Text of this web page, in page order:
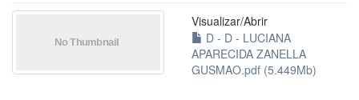
Visualizar/Abrir
D - D - LUCIANA
APARECIDA ZANELLA
GUSMAO.pdf (5.449Mb)